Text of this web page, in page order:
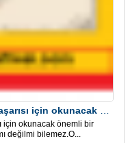
için okunacak önemli bir
değilmi bilemez.O...